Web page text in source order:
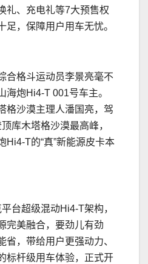
礼、充电礼等7大预售权
足，保障用户用车无忧。
合格斗运动员李景亮毫不
海炮Hi4-T 001号车主。
格沙漠主理人潘国亮，驾
库木塔格沙漠最高峰，
Hi4-T的“真”新能源皮卡本
台超级混动Hi4-T架构，
完美融合，要劲儿有劲
省，带给用户更强动力、
标杆级用车体验，正式开